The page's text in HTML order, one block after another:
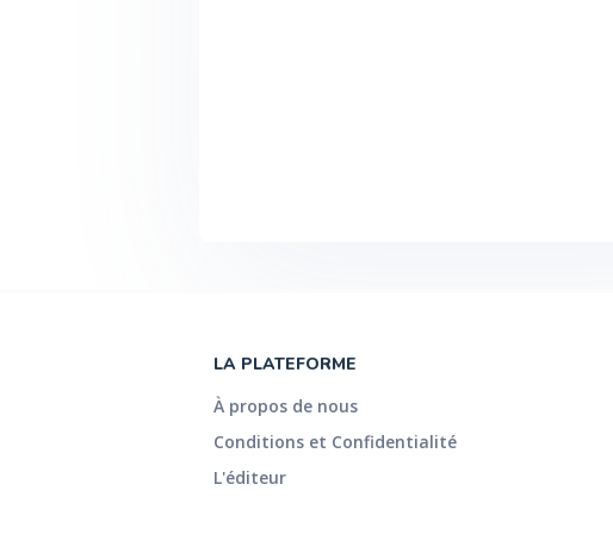
LA PLATEFORME
À propos de nous
Conditions et Confidentialité
L'éditeur